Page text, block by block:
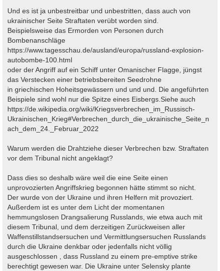
Und es ist ja unbestreitbar und unbestritten, dass auch von
ukrainischer Seite Straftaten verübt worden sind.
Beispielsweise das Ermorden von Personen durch
Bombenanschläge
https://www.tagesschau.de/ausland/europa/russland-explosion-
autobombe-100.html
oder der Angriff auf ein Schiff unter Omanischer Flagge, jüngst
das Verstecken einer betriebsbereiten Seedrohne
in griechischen Hoheitsgewässern und und und. Die angeführten
Beispiele sind wohl nur die Spitze eines Eisbergs.Siehe auch
https://de.wikipedia.org/wiki/Kriegsverbrechen_im_Russisch-
Ukrainischen_Krieg#Verbrechen_durch_die_ukrainische_Seite_n
ach_dem_24._Februar_2022
Warum werden die Drahtziehe dieser Verbrechen bzw. Straftaten
vor dem Tribunal nicht angeklagt?
Dass dies so deshalb wäre weil die eine Seite einen
unprovozierten Angriffskrieg begonnen hätte stimmt so nicht.
Der wurde von der Ukraine und ihren Helfern mit provoziert.
Außerdem ist es unter dem Licht der momentanen
hemmungslosen Drangsalierung Russlands, wie etwa auch mit
diesem Tribunal, und dem derzeitigen Zurückweisen aller
Waffenstillstandsersuchen und Vermittlungsersuchen Russlands
durch die Ukraine denkbar oder jedenfalls nicht völlig
ausgeschlossen , dass Russland zu einem pre-emptive strike
berechtigt gewesen war. Die Ukraine unter Selensky plante